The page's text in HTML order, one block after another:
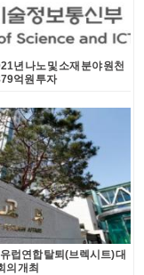
년 나노 및 소재 분야 원천
억원 투자
럽연합 탈퇴(브렉시트) 대
의 개최